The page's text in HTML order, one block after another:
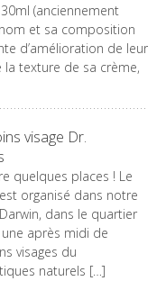
(anciennement
et sa composition
d’amélioration de leur
texture de sa crème,
visage Dr.
quelques places ! Le
organisé dans notre
dans le quartier
après midi de
visages du
naturels […]